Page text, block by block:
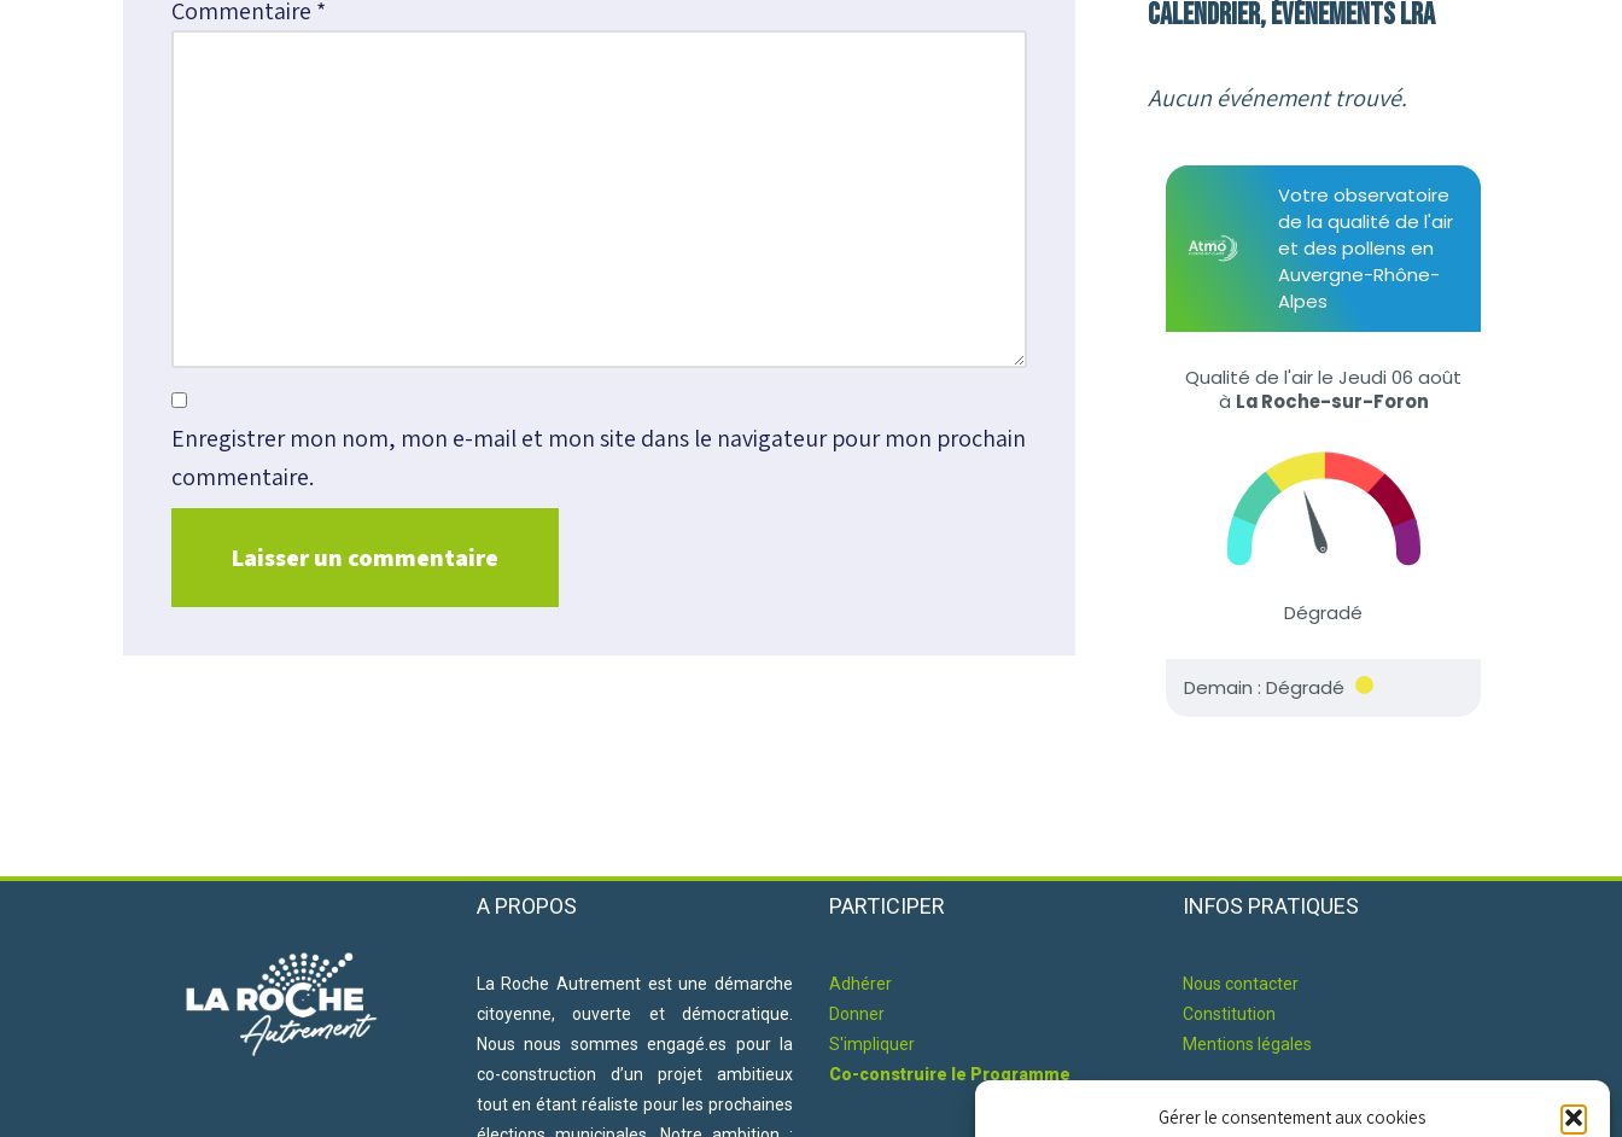
Gérer le consentement aux cookies
Commentaire *
Enregistrer mon nom, mon e-mail et mon site dans le navigateur pour mon prochain
commentaire.
t
Calendrier, événements LRA
Aucun événement trouvé.
A PROPOS
La Roche Autrement est une démarche
citoyenne, ouverte et démocratique.
Nous nous sommes engagé.es pour la
co-construction d’un projet ambitieux
tout en étant réaliste pour les prochaines
PARTICIPER
Adhérer
Donner
S'impliquer
Co-construire le Programme
INFOS PRATIQUES
Nous contacter
Constitution
Mentions légales